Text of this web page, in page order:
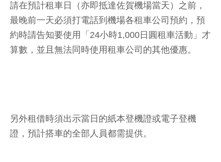
請在預計租車日（亦即抵達佐賀機場當天）之前，
最晚前一天必須打電話到機場各租車公司預約，預
約時請告知要使用「24小時1,000日圓租車活動」才
算數，並且無法同時使用租車公司的其他優惠。
另外租借時須出示當日的紙本登機證或電子登機
證，預計搭車的全部人員都需提供。